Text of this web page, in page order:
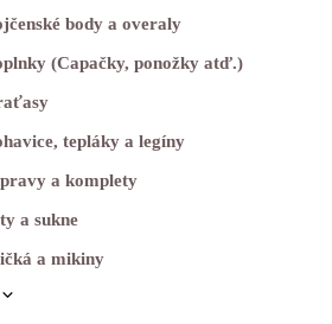
body a overaly
(Capačky, ponožky atď.)
tepláky a legíny
a komplety
a sukne
a mikiny